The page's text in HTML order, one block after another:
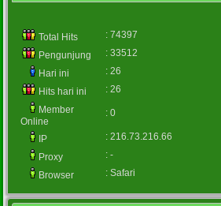
Total Hits
: 74397
Pengunjung
: 33512
Hari ini
: 26
Hits hari ini
: 26
Member
Online
: 0
IP
: 216.73.216.66
Proxy
: -
Browser
: Safari